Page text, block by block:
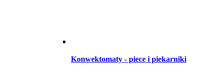
Konwektomaty - piece i piekarniki